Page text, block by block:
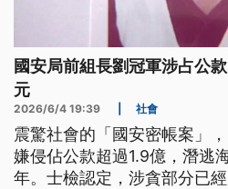
國安局前組長劉冠軍涉占公
元
2026/6/4 19:39 社會
震驚社會的「國安密帳案」
嫌侵佔公款超過1.9億，潛逃
年。士檢認定，涉貪部分已